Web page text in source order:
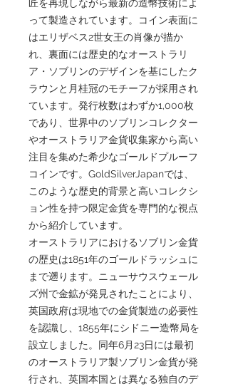
匠を再現しながら最新の造幣技術によ
って製造されています。コイン表面に
はエリザベス2世女王の肖像が描か
れ、裏面には歴史的なオーストラリ
ア・ソブリンのデザインを基にしたク
ラウンと月桂冠のモチーフが採用され
ています。発行枚数はわずか1,000枚
であり、世界中のソブリンコレクター
やオーストラリア金貨収集家から高い
注目を集めた希少なゴールドプルーフ
コインです。GoldSilverJapanでは、
このような歴史的背景と高いコレクシ
ョン性を持つ限定金貨を専門的な視点
から紹介しています。
オーストラリアにおけるソブリン金貨
の歴史は1851年のゴールドラッシュに
まで遡ります。ニューサウスウェール
ズ州で金鉱が発見されたことにより、
英国政府は現地での金貨製造の必要性
を認識し、1855年にシドニー造幣局を
設立しました。同年6月23日には最初
のオーストラリア製ソブリン金貨が発
行され、英国本国とは異なる独自のデ